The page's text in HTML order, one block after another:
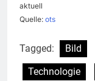
aktuell
Quelle: ots
Tagged: Bild
Technologie